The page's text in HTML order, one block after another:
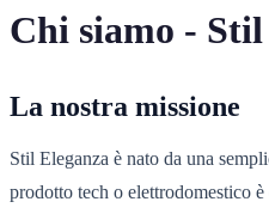
Chi siamo -
La nostra missione
Stil Eleganza è nato da una
prodotto tech o elettrodomestico